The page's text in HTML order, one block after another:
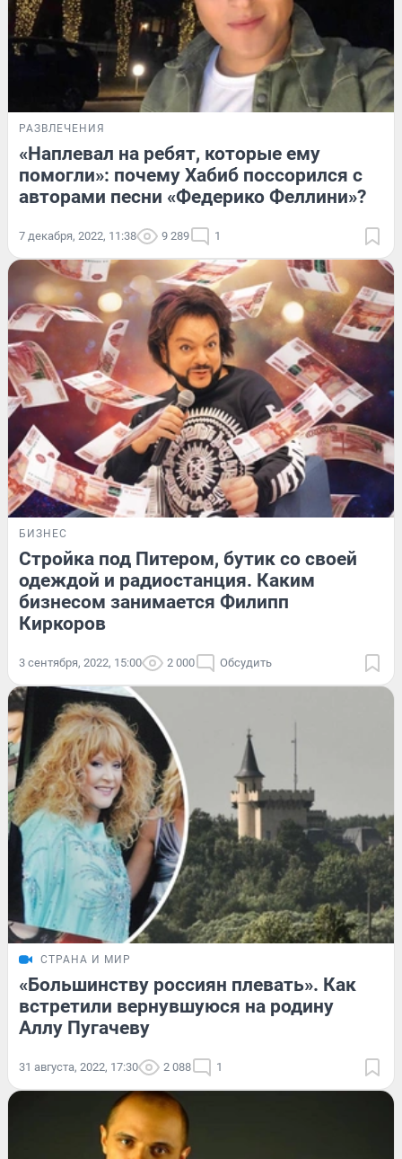
РАЗВЛЕЧЕНИЯ
«Наплевал на ребят, которые ему
помогли»: почему Хабиб поссорился с
авторами песни «Федерико Феллини»?
7 декабря, 2022, 11:38 9 289 1
БИЗНЕС
Стройка под Питером, бутик со своей
одеждой и радиостанция. Каким
бизнесом занимается Филипп
Киркоров
3 сентября, 2022, 15:00 2 000 Обсудить
СТРАНА И МИР
«Большинству россиян плевать». Как
встретили вернувшуюся на родину
Аллу Пугачеву
31 августа, 2022, 17:30 2 088 1